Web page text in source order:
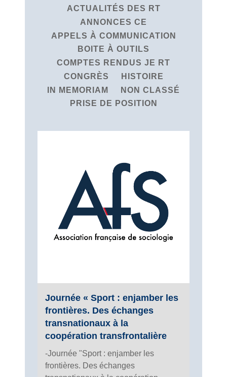
ACTUALITÉS DES RT
ANNONCES CE
APPELS À COMMUNICATION
BOITE À OUTILS
COMPTES RENDUS JE RT
CONGRÈS
HISTOIRE
IN MEMORIAM
NON CLASSÉ
PRISE DE POSITION
Journée « Sport : enjamber les
frontières. Des échanges
transnationaux à la
coopération transfrontalière
-Journée "Sport : enjamber les
frontières. Des échanges